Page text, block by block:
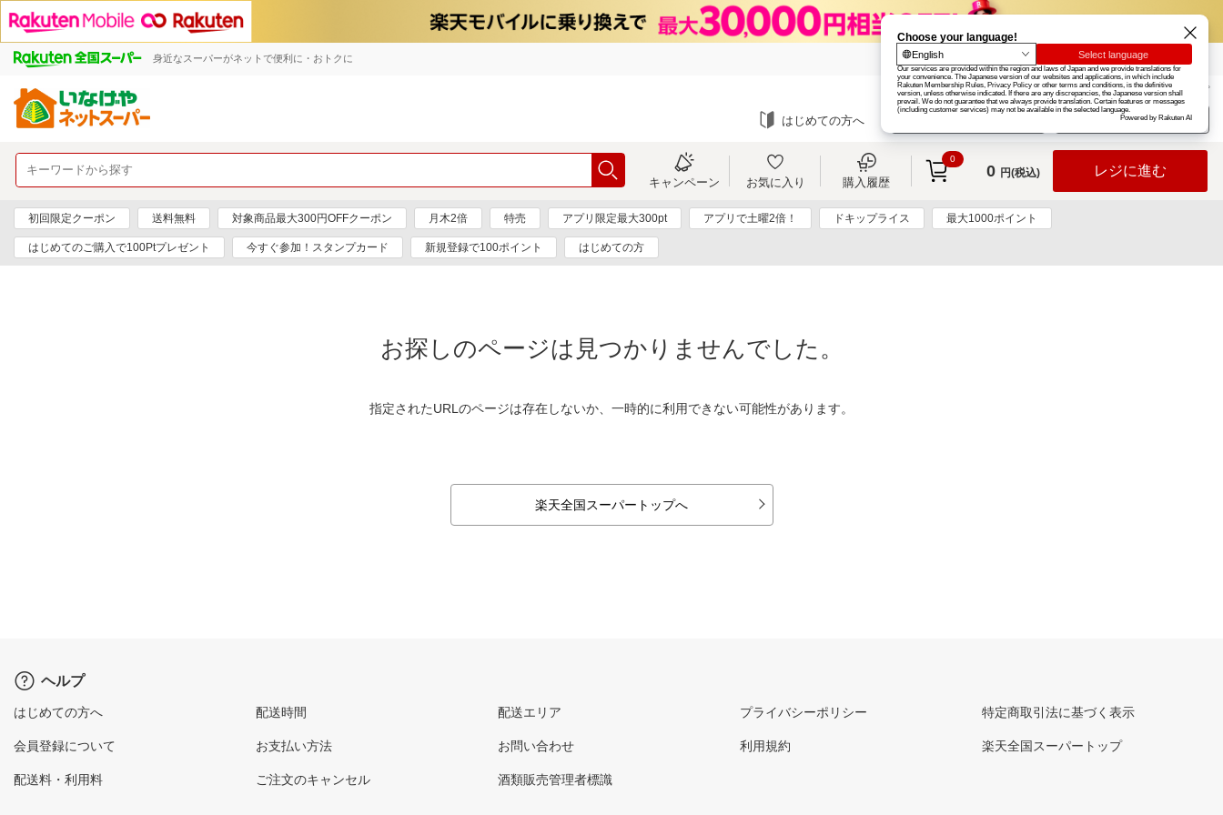
身近なスーパーがネットで便利に・おトクに 楽天グループ カード
お知らせ ヘルプ
はじめての方へ ログイン
キャンペーン お気に入り 購入履歴
0
0 円(税込) レジに進む
初回限定クーポン 送料無料 対象商品最大300円OFFクーポン 月木2倍 特売 アプリ限定最大300pt アプリで土曜2倍！ ドキップライス 最大1000ポイント
はじめてのご購入で100Ptプレゼント 今すぐ参加！スタンプカード 新規登録で100ポイント はじめての方
お探しのページは見つかりませんでした。
指定されたURLのページは存在しないか、一時的に利用できない可能性があります。
楽天全国スーパートップへ
ヘルプ
はじめての方へ
会員登録について
配送料・利用料
配送時間
お支払い方法
ご注文のキャンセル
配送エリア
お問い合わせ
酒類販売管理者標識
プライバシーポリシー
利用規約
特定商取引法に基づく表示
楽天全国スーパートップ